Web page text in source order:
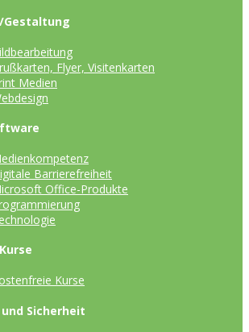
Gestaltung
Flyer, Visitenkarten
Medien
Barrierefreiheit
Office-Produkte
Kurse
Sicherheit